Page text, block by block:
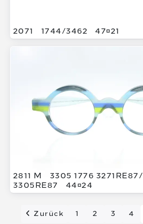
2071 1744/3462 4721
2811 M 3305 1776 3271RE87/
3305RE87
4424
Zurück 1 2 3 4